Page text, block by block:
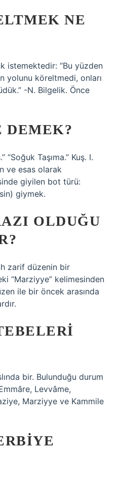
NE
istemektedir: “Bu yüzden
yolunu köreltmedi, onları
-N. Bilgelik. Önce
DEMEK?
“Soğuk Taşıma.” Kuş. I.
ve esas olarak
giyilen bot türü:
giymek.
OLDUĞU
zarif düzenin bir
“Marziyye” kelimesinden
ile bir öncek arasında
bir. Bulunduğu durum
Levvâme,
Marziyye ve Kammile